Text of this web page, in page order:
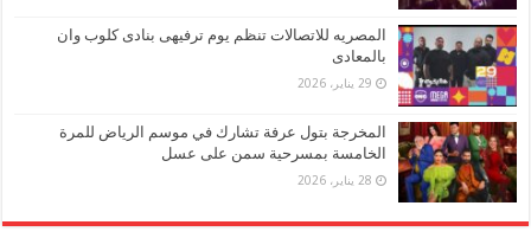
المصريه للاتصالات تنظم يوم ترفيهى بنادى كلوب وان
بالمعادى
29 يناير، 2026
المخرجة بتول عرفة تشارك في موسم الرياض للمرة
الخامسة بمسرحية سمن على عسل
28 يناير، 2026